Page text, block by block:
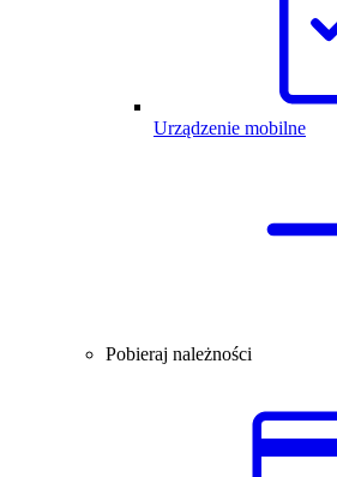
Urządzenie mobilne
Pobieraj należności